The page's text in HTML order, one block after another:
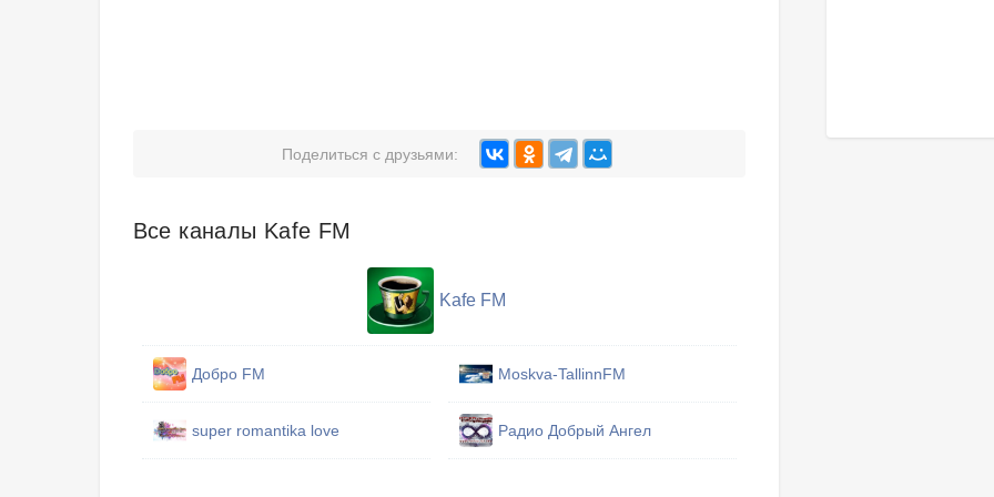
Поделиться с друзьями:
Все каналы Kafe FM
Kafe FM
Добро FM Moskva-TallinnFM
super romantika love Радио Добрый Ангел